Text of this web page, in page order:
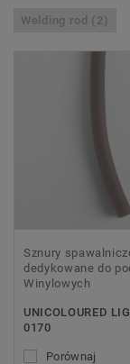
Welding rod (2)
Sznury
dedykowane do
Winylowych
UNICOLOURED
0170
Porównaj